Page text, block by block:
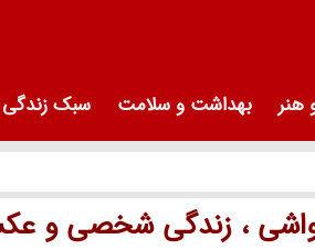
هنر بهداشت و سلامت سبک زندگی
، زندگی شخصی و